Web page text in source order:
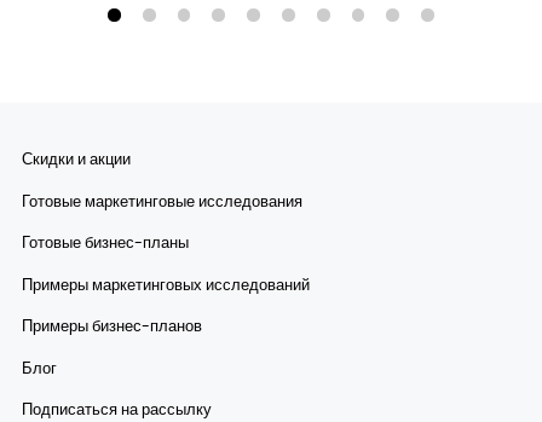
Скидки и акции
Готовые маркетинговые исследования
Готовые бизнес-планы
Примеры маркетинговых исследований
Примеры бизнес-планов
Блог
Подписаться на рассылку